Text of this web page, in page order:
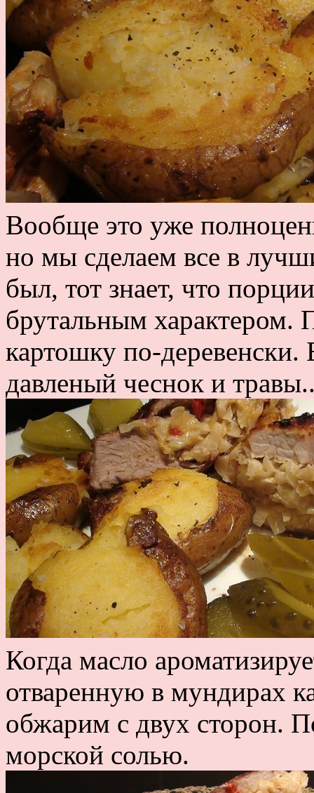
Вообще это уже
но мы сделаем все в
был, тот знает, что
брутальным характером.
картошку по-
давленый чеснок и
Когда масло
отваренную в мундирах
обжарим с двух сторон.
морской солью.